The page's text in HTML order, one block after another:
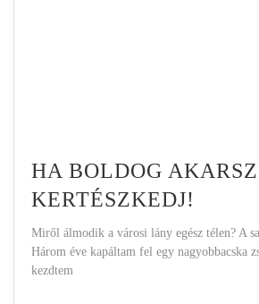
HA BOLDOG
KERTÉSZKEDJ!
Miről álmodik a városi lány egész télen? A
Három éve kapáltam fel egy nagyobbacska
kezdtem